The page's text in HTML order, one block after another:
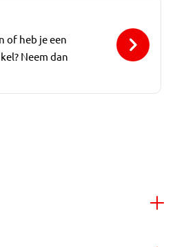
of heb je een
Neem dan